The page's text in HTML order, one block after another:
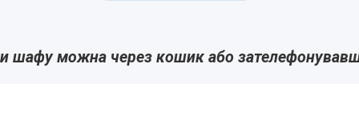
шафу можна через кошик або